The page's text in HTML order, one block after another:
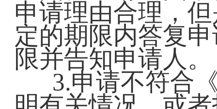
申请理由合理，
定的期限内答复
限并告知申请人。
3.申请不符合